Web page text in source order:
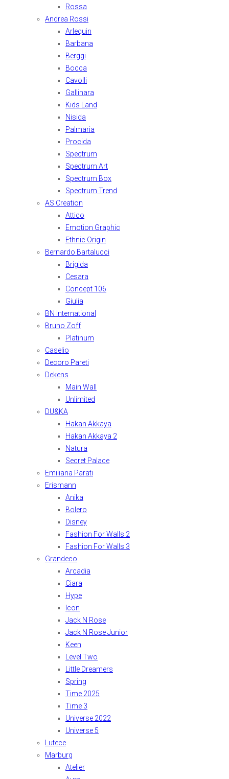
Rossa
Andrea Rossi
Arlequin
Barbana
Berggi
Bocca
Cavolli
Gallinara
Kids Land
Nisida
Palmaria
Procida
Spectrum
Spectrum Art
Spectrum Box
Spectrum Trend
AS Creation
Attico
Emotion Graphic
Ethnic Origin
Bernardo Bartalucci
Brigida
Cesara
Concept 106
Giulia
BN International
Bruno Zoff
Platinum
Caselio
Decoro Pareti
Dekens
Main Wall
Unlimited
DU&KA
Hakan Akkaya
Hakan Akkaya 2
Natura
Secret Palace
Emiliana Parati
Erismann
Anika
Bolero
Disney
Fashion For Walls 2
Fashion For Walls 3
Grandeco
Arcadia
Ciara
Hype
Icon
Jack N Rose
Jack N Rose Junior
Keen
Level Two
Little Dreamers
Spring
Time 2025
Time 3
Universe 2022
Universe 5
Lutece
Marburg
Atelier